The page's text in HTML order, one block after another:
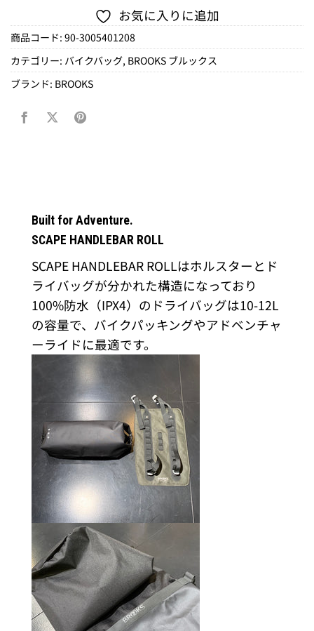
お気に入りに追加
商品コード: 90-3005401208
カテゴリー: バイクバッグ, BROOKS ブルックス
ブランド: BROOKS
Built for Adventure.
SCAPE HANDLEBAR ROLL
SCAPE HANDLEBAR ROLLはホルスターとド
ライバッグが分かれた構造になっており
100%防水（IPX4）のドライバッグは10-12L
の容量で、バイクパッキングやアドベンチャ
ーライドに最適です。